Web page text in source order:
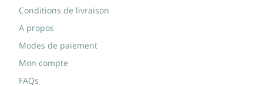
Conditions de livraison
A propos
Modes de paiement
Mon compte
FAQs